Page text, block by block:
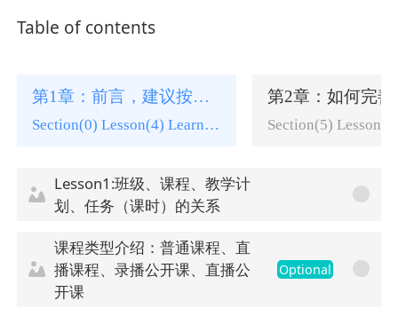
Table of contents
第1章：前言，建议按顺序学习~
Section(0) Lesson(4) Learning tasks(0)
Lesson1:班级、课程、教学计
划、任务（课时）的关系
课程类型介绍：普通课程、直
播课程、录播公开课、直播公
开课
Optional